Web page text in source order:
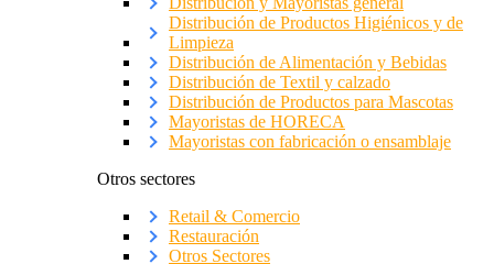
Distribución de Productos Higiénicos y de
Limpieza
Distribución de Alimentación y Bebidas
Distribución de Textil y calzado
Distribución de Productos para Mascotas
Mayoristas de HORECA
Mayoristas con fabricación o ensamblaje
Otros sectores
Retail & Comercio
Restauración
Otros Sectores